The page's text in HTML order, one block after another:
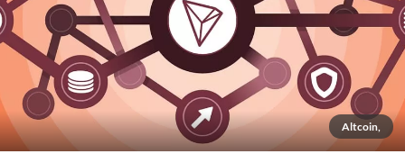
Altcoin,